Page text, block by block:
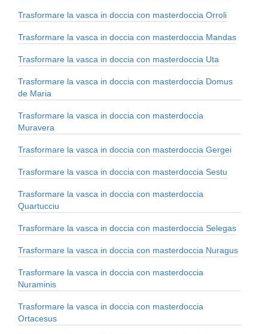
Trasformare la vasca in doccia con masterdoccia Orroli
Trasformare la vasca in doccia con masterdoccia Mandas
Trasformare la vasca in doccia con masterdoccia Uta
Trasformare la vasca in doccia con masterdoccia Domus
de Maria
Trasformare la vasca in doccia con masterdoccia
Muravera
Trasformare la vasca in doccia con masterdoccia Gergei
Trasformare la vasca in doccia con masterdoccia Sestu
Trasformare la vasca in doccia con masterdoccia
Quartucciu
Trasformare la vasca in doccia con masterdoccia Selegas
Trasformare la vasca in doccia con masterdoccia Nuragus
Trasformare la vasca in doccia con masterdoccia
Nuraminis
Trasformare la vasca in doccia con masterdoccia
Ortacesus